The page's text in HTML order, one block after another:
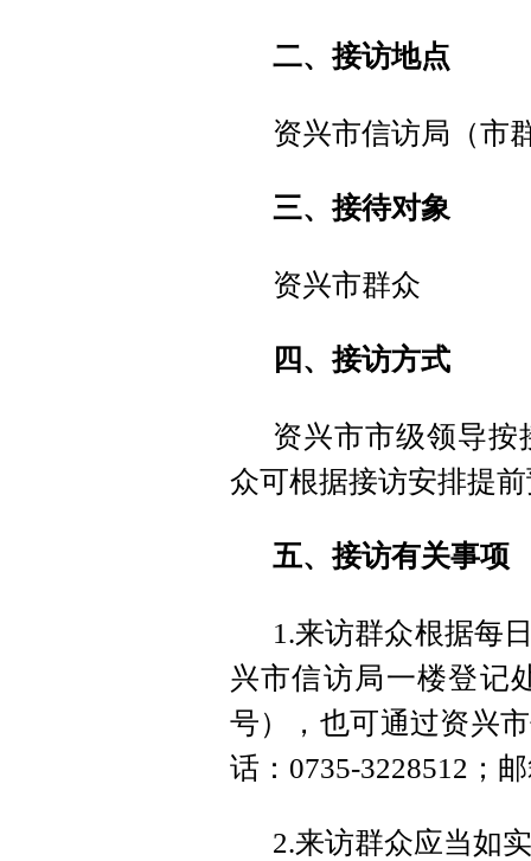
二、接访地点
资兴市信访局（市
三、接待对象
资兴市群众
四、接访方式
资兴市市级领导
众可根据接访安排提
五、接访有关事项
1.来访群众根据每
兴市信访局一楼登记
号），也可通过资兴
话：0735-3228512；
2.来访群众应当如